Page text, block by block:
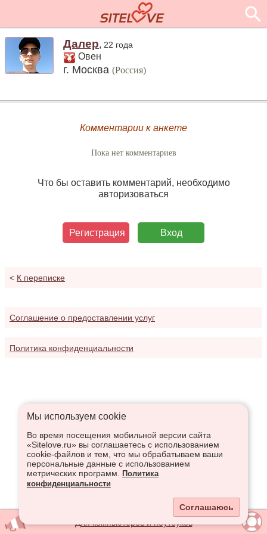
Далер, 22 года
Овен
г. Москва (Россия)
Комментарии к анкете
Пока нет комментариев
Что бы оставить комментарий, необходимо
авторизоваться
Регистрация Вход
< К переписке
Соглашение о предоставлении услуг
Политика конфиденциальности
Мы используем сookie
Во время посещения мобильной версии сайта
«Sitelove.ru» вы соглашаетесь с использованием
cookie-файлов и тем, что мы обрабатываем ваши
персональные данные с использованием
метрических программ.
Политика
конфиденциальности
Соглашаюсь
Для компьютеров и ноутбуков